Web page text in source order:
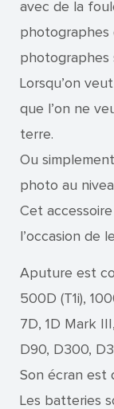
avec de la
photographes
photographes
Lorsqu’on
que l’on ne
terre.
Ou
photo au
Cet accessoire
l’occasion de
Aputure est
500D (T1i),
7D, 1D Mark
D90, D300,
Son écran est
Les batteries